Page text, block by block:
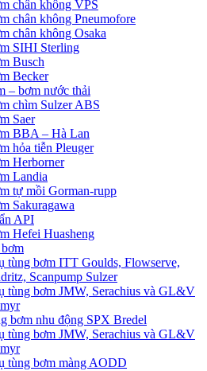
chân không VPS
chân không Pneumofore
chân không Osaka
SIHI Sterling
Busch
Becker
– bơm nước thải
chìm Sulzer ABS
Saer
BBA – Hà Lan
hỏa tiễn Pleuger
Herborner
Landia
tự mồi Gorman-rupp
Sakuragawa
API
Hefei Huasheng
tùng bơm ITT Goulds, Flowserve,
Scanpump Sulzer
tùng bơm JMW, Serachius và GL&V
bơm nhu động SPX Bredel
tùng bơm JMW, Serachius và GL&V
tùng bơm màng AODD